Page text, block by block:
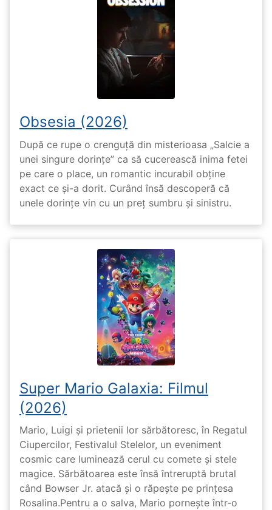
Obsesia (2026)
După ce rupe o crenguță din misterioasa „Salcie a
unei singure dorințe” ca să cucerească inima fetei
pe care o place, un romantic incurabil obține
exact ce și-a dorit. Curând însă descoperă că
unele dorințe vin cu un preț sumbru și sinistru.
Super Mario Galaxia: Filmul
(2026)
Mario, Luigi și prietenii lor sărbătoresc, în Regatul
Ciupercilor, Festivalul Stelelor, un eveniment
cosmic care luminează cerul cu comete și stele
magice. Sărbătoarea este însă întreruptă brutal
când Bowser Jr. atacă și o răpește pe prinţesa
Rosalina.Pentru a o salva, Mario pornește într-o